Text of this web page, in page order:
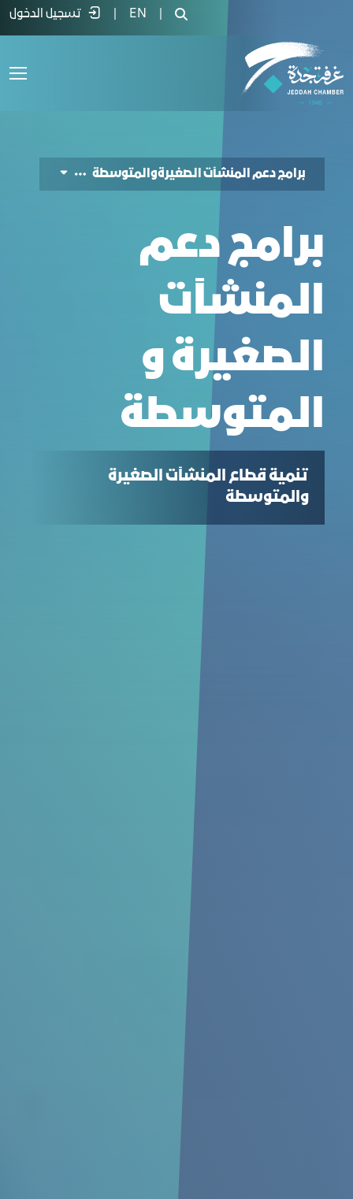
برامج مركز دعم المنشآت الصغيرة
EN تسجيل الدخول
برامج دعم المنشآت الصغيرةوالمتوسطة
برامج دعم
المنشآت
الصغيرة و
المتوسطة
تنمية قطاع المنشآت الصغيرة
والمتوسطة